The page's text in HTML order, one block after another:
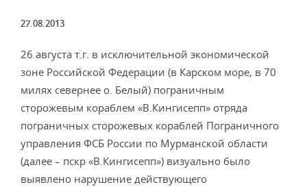
27.08.2013
26 августа т.г. в исключительной экономической
зоне Российской Федерации (в Карском море, в 70
милях севернее о. Белый) пограничным
сторожевым кораблем «В.Кингисепп» отряда
пограничных сторожевых кораблей Пограничного
управления ФСБ России по Мурманской области
(далее – пскр «В.Кингисепп») визуально было
выявлено нарушение действующего